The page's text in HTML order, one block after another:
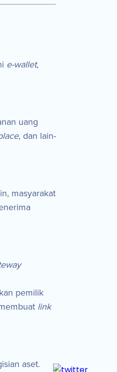
e-wallet,
uang
, dan lain-
masyarakat
pemilik
link
aset.